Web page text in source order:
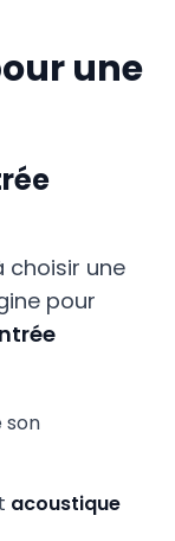
une
choisir une
pour
son
acoustique